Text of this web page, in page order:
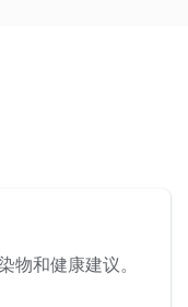
物和健康建议。